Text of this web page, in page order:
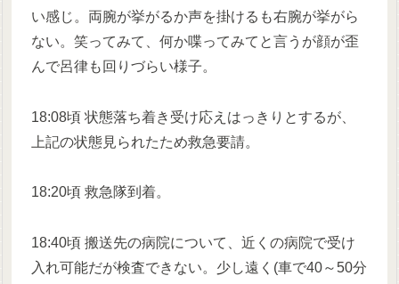
い感じ。両腕が挙がるか声を掛けるも右腕が挙がら
ない。笑ってみて、何か喋ってみてと言うが顔が歪
んで呂律も回りづらい様子。
18:08頃 状態落ち着き受け応えはっきりとするが、
上記の状態見られたため救急要請。
18:20頃 救急隊到着。
18:40頃 搬送先の病院について、近くの病院で受け
入れ可能だが検査できない。少し遠く(車で40～50分